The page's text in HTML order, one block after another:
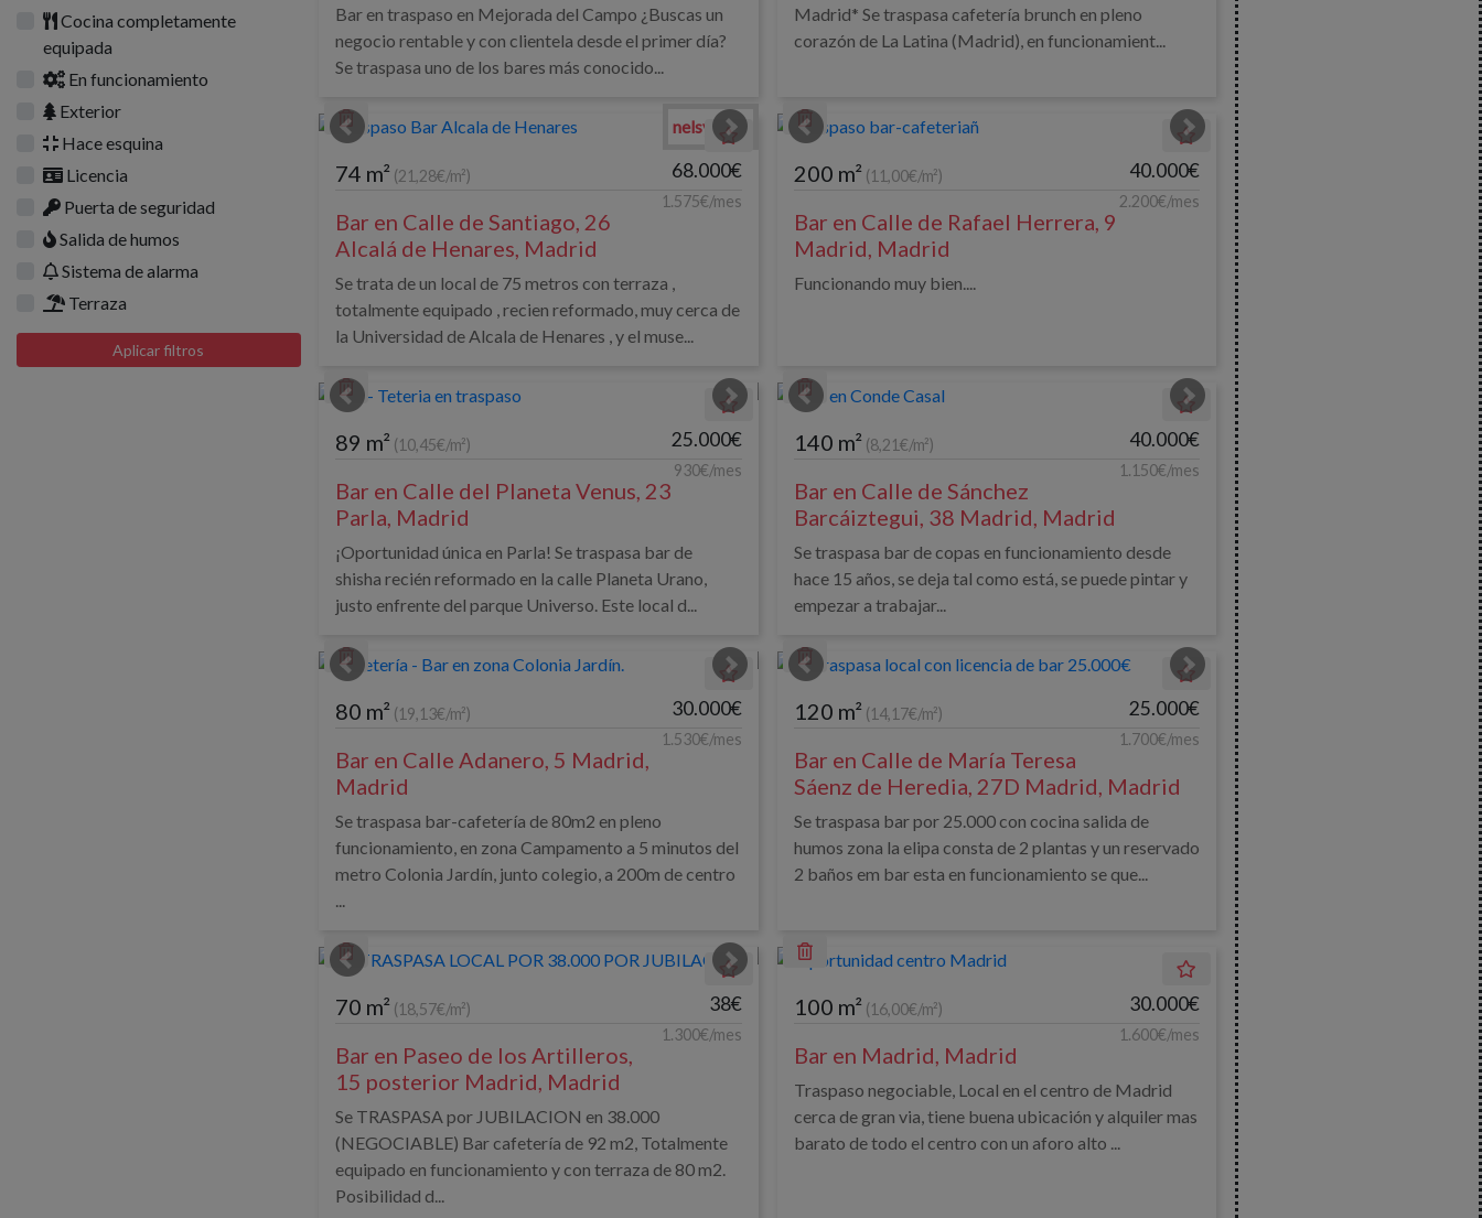
Cocina completamente
equipada
En funcionamiento
Exterior
Hace esquina
Licencia
Puerta de seguridad
Salida de humos
Sistema de alarma
Terraza
Aplicar filtros
Bar en traspaso en Mejorada del Campo ¿Buscas un
negocio rentable y con clientela desde el primer día?
Se traspasa uno de los bares más conocido...
Madrid* Se traspasa cafetería brunch en pleno
corazón de La Latina (Madrid), en funcionamient...
nelsy sosa
74 m² (21,28€/m²) 68.000€
1.575€/mes
Bar en Calle de Santiago, 26
Alcalá de Henares, Madrid
Se trata de un local de 75 metros con terraza ,
totalmente equipado , recien reformado, muy cerca de
la Universidad de Alcala de Henares , y el muse...
200 m² (11,00€/m²) 40.000€
2.200€/mes
Bar en Calle de Rafael Herrera, 9
Madrid, Madrid
Funcionando muy bien....
89 m² (10,45€/m²) 25.000€
930€/mes
Bar en Calle del Planeta Venus, 23
Parla, Madrid
¡Oportunidad única en Parla! Se traspasa bar de
shisha recién reformado en la calle Planeta Urano,
justo enfrente del parque Universo. Este local d...
140 m² (8,21€/m²) 40.000€
1.150€/mes
Bar en Calle de Sánchez
Barcáiztegui, 38 Madrid, Madrid
Se traspasa bar de copas en funcionamiento desde
hace 15 años, se deja tal como está, se puede pintar y
empezar a trabajar...
80 m² (19,13€/m²) 30.000€
1.530€/mes
Bar en Calle Adanero, 5 Madrid,
Madrid
Se traspasa bar-cafetería de 80m2 en pleno
funcionamiento, en zona Campamento a 5 minutos del
metro Colonia Jardín, junto colegio, a 200m de centro
...
120 m² (14,17€/m²) 25.000€
1.700€/mes
Bar en Calle de María Teresa
Sáenz de Heredia, 27D Madrid, Madrid
Se traspasa bar por 25.000 con cocina salida de
humos zona la elipa consta de 2 plantas y un reservado
2 baños em bar esta en funcionamiento se que...
70 m² (18,57€/m²) 38€
1.300€/mes
Bar en Paseo de los Artilleros,
15 posterior Madrid, Madrid
Se TRASPASA por JUBILACION en 38.000
(NEGOCIABLE) Bar cafetería de 92 m2, Totalmente
equipado en funcionamiento y con terraza de 80 m2.
Posibilidad d...
100 m² (16,00€/m²) 30.000€
1.600€/mes
Bar en Madrid, Madrid
Traspaso negociable, Local en el centro de Madrid
cerca de gran via, tiene buena ubicación y alquiler mas
barato de todo el centro con un aforo alto ...